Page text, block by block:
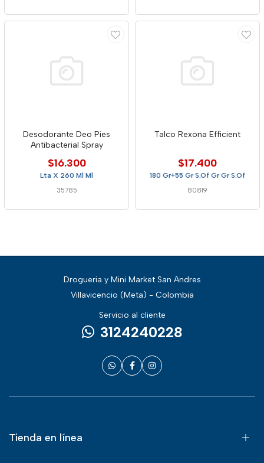
Desodorante Deo Pies
Antibacterial Spray
$16.300
Lta X 260 Ml Ml
35785
Talco Rexona Efficient
$17.400
180 Gr+55 Gr S.Of Gr Gr S.Of
80819
Drogueria y Mini Market San Andres
Villavicencio (Meta) - Colombia
Servicio al cliente
3124240228
Tienda en línea